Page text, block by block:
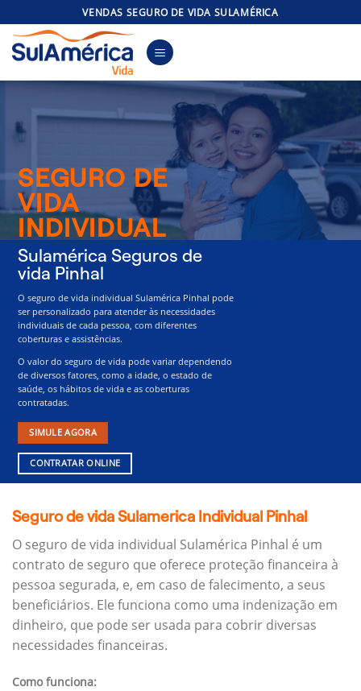
to
content
VENDAS SEGURO DE VIDA SULAMÉRICA
SEGURO DE
VIDA
INDIVIDUAL
Sulamérica Seguros de
vida Pinhal
O seguro de vida individual Sulamérica Pinhal pode
ser personalizado para atender às necessidades
individuais de cada pessoa, com diferentes
coberturas e assistências.
O valor do seguro de vida pode variar dependendo
de diversos fatores, como a idade, o estado de
saúde, os hábitos de vida e as coberturas
contratadas.
SIMULE AGORA
CONTRATAR ONLINE
Seguro de vida Sulamerica Individual Pinhal
O seguro de vida individual Sulamérica Pinhal é um
contrato de seguro que oferece proteção financeira à
pessoa segurada, e, em caso de falecimento, a seus
beneficiários. Ele funciona como uma indenização em
dinheiro, que pode ser usada para cobrir diversas
necessidades financeiras.
Como funciona: